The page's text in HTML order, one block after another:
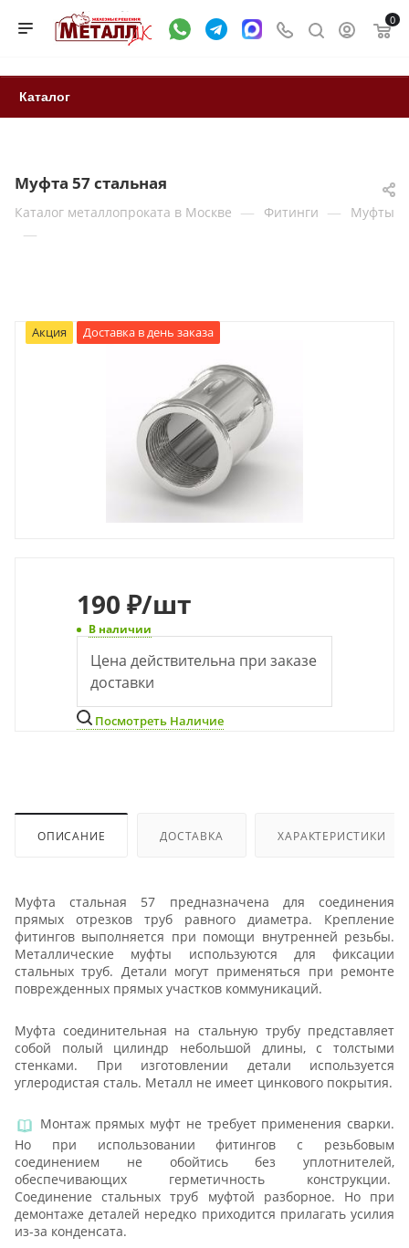
0
Каталог
Муфта 57 стальная
Каталог металлопроката в Москве — Фитинги — Муфты
—
Акция Доставка в день заказа
190 ₽/шт
В наличии
Цена действительна при заказе
доставки
Посмотреть Наличие
ОПИСАНИЕ ДОСТАВКА ХАРАКТЕРИСТИКИ
Муфта стальная 57 предназначена для соединения
прямых отрезков труб равного диаметра. Крепление
фитингов выполняется при помощи внутренней резьбы.
Металлические муфты используются для фиксации
стальных труб. Детали могут применяться при ремонте
поврежденных прямых участков коммуникаций.
Муфта соединительная на стальную трубу представляет
собой полый цилиндр небольшой длины, с толстыми
стенками. При изготовлении детали используется
углеродистая сталь. Металл не имеет цинкового покрытия.
Монтаж прямых муфт не требует применения сварки.
Но при использовании фитингов с резьбовым
соединением не обойтись без уплотнителей,
обеспечивающих герметичность конструкции.
Соединение стальных труб муфтой разборное. Но при
демонтаже деталей нередко приходится прилагать усилия
из-за конденсата.